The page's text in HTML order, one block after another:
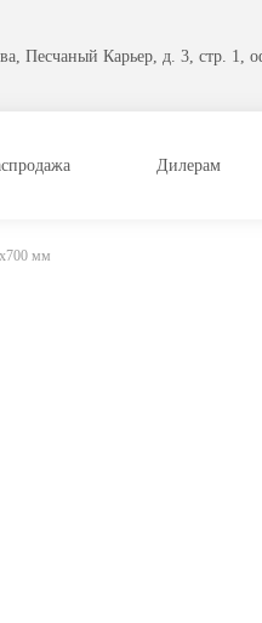
Песчаный Карьер, д. 3, стр. 1,
Дилерам
мм